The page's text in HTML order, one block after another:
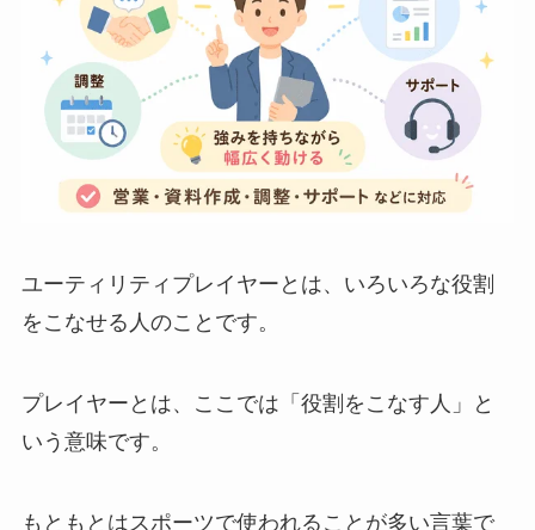
ユーティリティプレイヤーとは、いろいろな役割
をこなせる人のことです。
プレイヤーとは、ここでは「役割をこなす人」と
いう意味です。
もともとはスポーツで使われることが多い言葉で